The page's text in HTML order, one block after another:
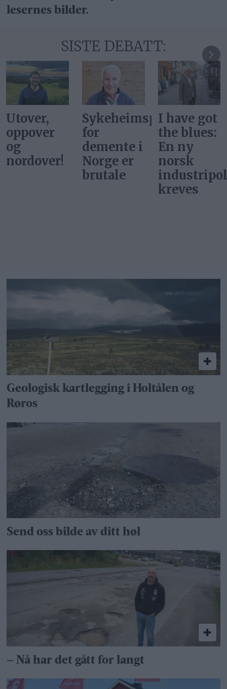
lesernes bilder.
SISTE DEBATT:
Sykeheimsprisene
for
demente i
Norge er
I have got
the blues:
En ny
norsk
industripolitikk
De hadde
ikke
på
Geologisk kartlegging i Holtålen og
Røros
Send oss bilde av ditt høl
– Nå har det gått for langt